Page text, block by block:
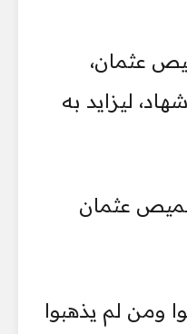
عثمان،
ليزايد به
قميص عثمان
ومن لم يذهبوا